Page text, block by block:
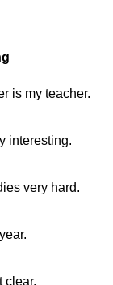
is my teacher.
interesting.
very hard.
clear.